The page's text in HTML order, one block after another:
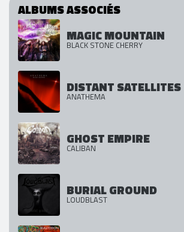
ALBUMS ASSOCIÉS
MAGIC MOUNTAIN
BLACK STONE CHERRY
DISTANT SATELLITES
ANATHEMA
GHOST EMPIRE
CALIBAN
BURIAL GROUND
LOUDBLAST